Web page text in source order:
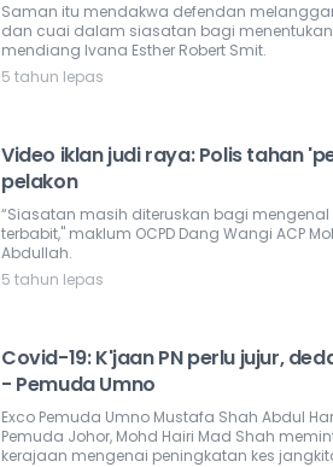
Saman itu mendakwa defendan
dan cuai dalam siasatan bagi
mendiang Ivana Esther Robert Smit.
5 tahun lepas
Video iklan judi raya: Polis tahan
pelakon
“Siasatan masih diteruskan bagi mengenal
terbabit," maklum OCPD Dang Wangi ACP
Abdullah.
5 tahun lepas
Covid-19: K'jaan PN perlu jujur,
- Pemuda Umno
Exco Pemuda Umno Mustafa Shah Abdul
Pemuda Johor, Mohd Hairi Mad Shah
kerajaan mengenai peningkatan kes